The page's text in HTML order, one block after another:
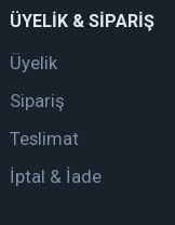
ÜYELİK & SİPARİŞ
Üyelik
Sipariş
Teslimat
İptal & İade